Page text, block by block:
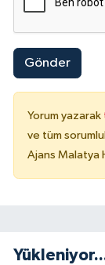
Gönder
Yorum yazarak
ve tüm
Ajans Malatya